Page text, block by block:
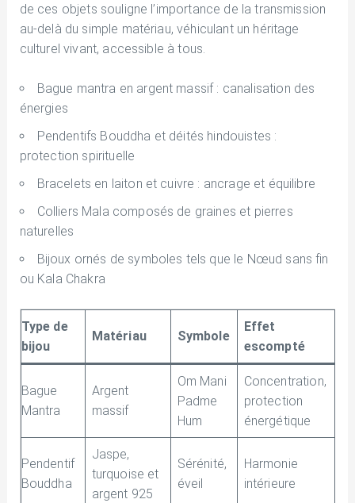
de ces objets souligne l’importance de la transmission
au-delà du simple matériau, véhiculant un héritage
culturel vivant, accessible à tous.
Bague mantra en argent massif : canalisation des
énergies
Pendentifs Bouddha et déités hindouistes :
protection spirituelle
Bracelets en laiton et cuivre : ancrage et équilibre
Colliers Mala composés de graines et pierres
naturelles
Bijoux ornés de symboles tels que le Nœud sans fin
ou Kala Chakra
Type de
bijou
Matériau Symbole
Effet
escompté
Bague
Mantra
Argent
massif
Om Mani
Padme
Hum
Concentration,
protection
énergétique
Pendentif
Bouddha
Jaspe,
turquoise et
argent 925
Sérénité,
éveil
Harmonie
intérieure